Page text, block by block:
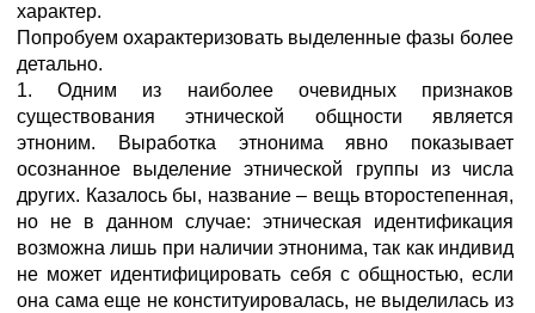
характер.
Попробуем охарактеризовать выделенные фазы более
детально.
1. Одним из наиболее очевидных признаков
существования этнической общности является
этноним. Выработка этнонима явно показывает
осознанное выделение этнической группы из числа
других. Казалось бы, название – вещь второстепенная,
но не в данном случае: этническая идентификация
возможна лишь при наличии этнонима, так как индивид
не может идентифицировать себя с общностью, если
она сама еще не конституировалась, не выделилась из